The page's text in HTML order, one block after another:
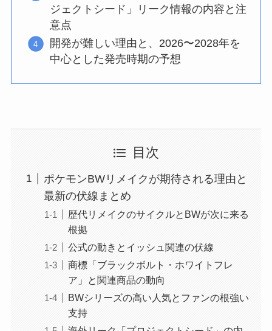
ジェクトシード」リーク情報の内容と注
意点
開発が難しい理由と、2026〜2028年を
中心とした発売時期の予想
目次
ポケモンBWリメイクが期待される理由と
最新の伏線まとめ
歴代リメイクのサイクルとBWが次に来る
根拠
公式の動きとイッシュ関連の伏線
商標「ブラックボルト・ホワイトフレ
ア」と関連商品の動向
BWシリーズの高い人気とファンの根強い
支持